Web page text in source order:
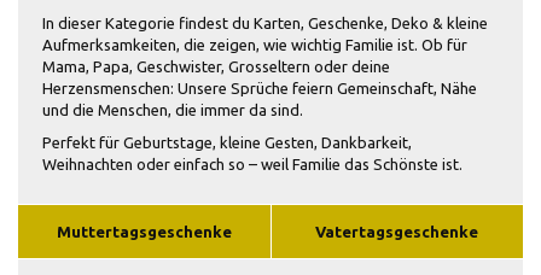
In dieser Kategorie findest du Karten, Geschenke, Deko & kleine
Aufmerksamkeiten, die zeigen, wie wichtig Familie ist. Ob für
Mama, Papa, Geschwister, Grosseltern oder deine
Herzensmenschen: Unsere Sprüche feiern Gemeinschaft, Nähe
und die Menschen, die immer da sind.
Perfekt für Geburtstage, kleine Gesten, Dankbarkeit,
Weihnachten oder einfach so – weil Familie das Schönste ist.
Muttertagsgeschenke Vatertagsgeschenke